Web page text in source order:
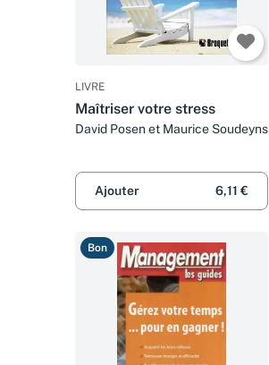
LIVRE
Maîtriser votre stress
David Posen et Maurice Soudeyns
Ajouter 6,11 €
Bon